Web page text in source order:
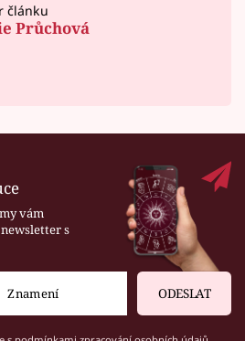
článku
Průchová
vám
s
ODESLAT